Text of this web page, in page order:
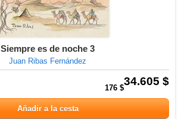
Siempre es de noche 3
Juan Ribas Fernández
34.605 $
176 $
Añadir a la cesta